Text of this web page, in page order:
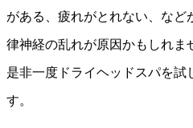
がある、疲れがとれない、など
律神経の乱れが原因かもしれま
是非一度ドライヘッドスパを試
す。